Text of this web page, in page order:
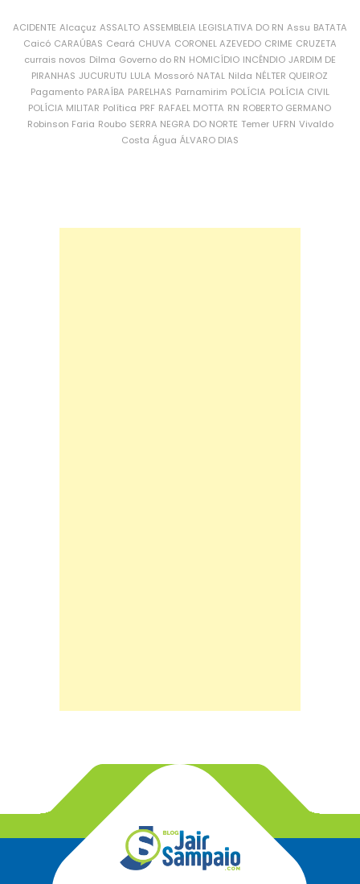
ACIDENTE Alcaçuz ASSALTO ASSEMBLEIA LEGISLATIVA DO RN Assu BATATA
Caicó CARAÚBAS Ceará CHUVA CORONEL AZEVEDO CRIME CRUZETA
currais novos Dilma Governo do RN HOMICÍDIO INCÊNDIO JARDIM DE
PIRANHAS JUCURUTU LULA Mossoró NATAL Nilda NÉLTER QUEIROZ
Pagamento PARAÍBA PARELHAS Parnamirim POLÍCIA POLÍCIA CIVIL
POLÍCIA MILITAR Política PRF RAFAEL MOTTA RN ROBERTO GERMANO
Robinson Faria Roubo SERRA NEGRA DO NORTE Temer UFRN Vivaldo
Costa Água ÁLVARO DIAS